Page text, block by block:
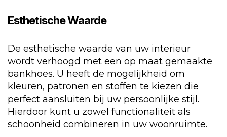
Esthetische Waarde
De esthetische waarde van uw interieur
wordt verhoogd met een op maat gemaakte
bankhoes. U heeft de mogelijkheid om
kleuren, patronen en stoffen te kiezen die
perfect aansluiten bij uw persoonlijke stijl.
Hierdoor kunt u zowel functionaliteit als
schoonheid combineren in uw woonruimte.